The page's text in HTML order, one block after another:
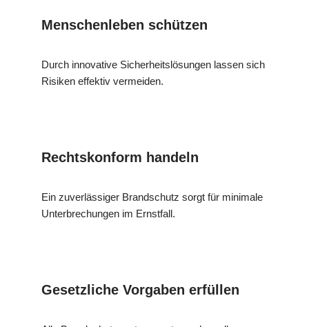
Menschenleben schützen
Durch innovative Sicherheitslösungen lassen sich
Risiken effektiv vermeiden.
Rechtskonform handeln
Ein zuverlässiger Brandschutz sorgt für minimale
Unterbrechungen im Ernstfall.
Gesetzliche Vorgaben erfüllen